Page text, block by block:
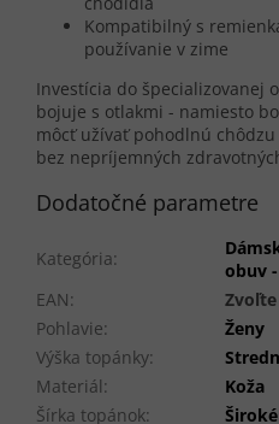
Kompatibilný s
používanie v zime
Investícia do špecializovanej
bojuje s otlakmi - namiesto
môcť užívať pohodlnú
bez nepríjemných
Dodatočné parametre
Kategória:
obuv
EAN:
Pohlavie:
Ženy
Výška topánky:
Materiál:
Koža
Šírka topánok: